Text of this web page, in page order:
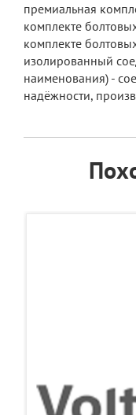
премиальная
комплекте
комплекте
изолированный
наименования) -
надёжности,